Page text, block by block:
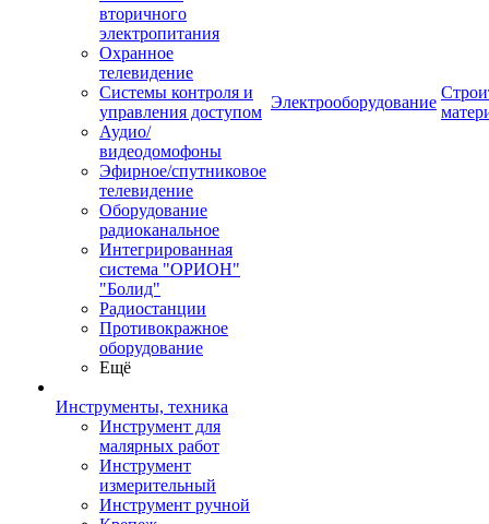
вторичного
электропитания
Охранное
телевидение
Системы контроля и
управления доступом
Аудио/
видеодомофоны
Эфирное/спутниковое
телевидение
Оборудование
радиоканальное
Интегрированная
система "ОРИОН"
"Болид"
Радиостанции
Противокражное
оборудование
Ещё
Инструменты, техника
Инструмент для
малярных работ
Инструмент
измерительный
Инструмент ручной
Электрооборудование